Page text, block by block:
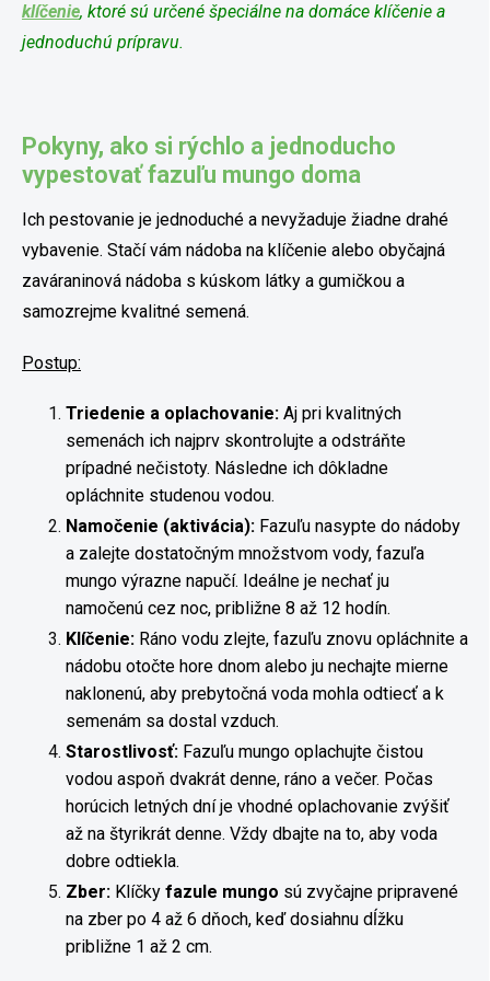
klíčenie, ktoré sú určené špeciálne na domáce klíčenie a
jednoduchú prípravu.
Pokyny, ako si rýchlo a jednoducho
vypestovať fazuľu mungo doma
Ich pestovanie je jednoduché a nevyžaduje žiadne drahé
vybavenie. Stačí vám nádoba na klíčenie alebo obyčajná
zaváraninová nádoba s kúskom látky a gumičkou a
samozrejme kvalitné semená.
Postup:
Triedenie a oplachovanie: Aj pri kvalitných
semenách ich najprv skontrolujte a odstráňte
prípadné nečistoty. Následne ich dôkladne
opláchnite studenou vodou.
Namočenie (aktivácia): Fazuľu nasypte do nádoby
a zalejte dostatočným množstvom vody, fazuľa
mungo výrazne napučí. Ideálne je nechať ju
namočenú cez noc, približne 8 až 12 hodín.
Klíčenie: Ráno vodu zlejte, fazuľu znovu opláchnite a
nádobu otočte hore dnom alebo ju nechajte mierne
naklonenú, aby prebytočná voda mohla odtiecť a k
semenám sa dostal vzduch.
Starostlivosť: Fazuľu mungo oplachujte čistou
vodou aspoň dvakrát denne, ráno a večer. Počas
horúcich letných dní je vhodné oplachovanie zvýšiť
až na štyrikrát denne. Vždy dbajte na to, aby voda
dobre odtiekla.
Zber: Klíčky fazule mungo sú zvyčajne pripravené
na zber po 4 až 6 dňoch, keď dosiahnu dĺžku
približne 1 až 2 cm.